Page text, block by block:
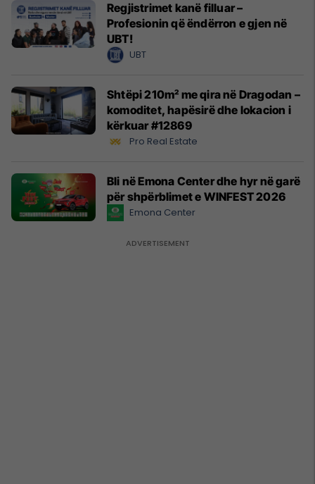
Regjistrimet kanë filluar –
Profesionin që ëndërron e gjen në
UBT!
UBT
Shtëpi 210m² me qira në Dragodan –
komoditet, hapësirë dhe lokacion i
kërkuar #12869
Pro Real Estate
Bli në Emona Center dhe hyr në garë
për shpërblimet e WINFEST 2026
Emona Center